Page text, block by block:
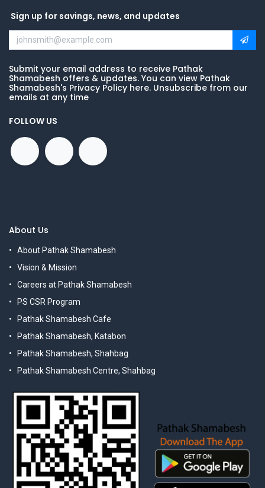
Sign up for savings, news, and updates
Submit your email address to receive Pathak
Shamabesh offers & updates. You can view Pathak
Shamabesh's Privacy Policy here. Unsubscribe from our
emails at any time
FOLLOW US
About Us
About Pathak Shamabesh
Vision & Mission
Careers at Pathak Shamabesh
PS CSR Program
Pathak Shamabesh Cafe
Pathak Shamabesh, Katabon
Pathak Shamabesh, Shahbag
Pathak Shamabesh Centre, Shahbag